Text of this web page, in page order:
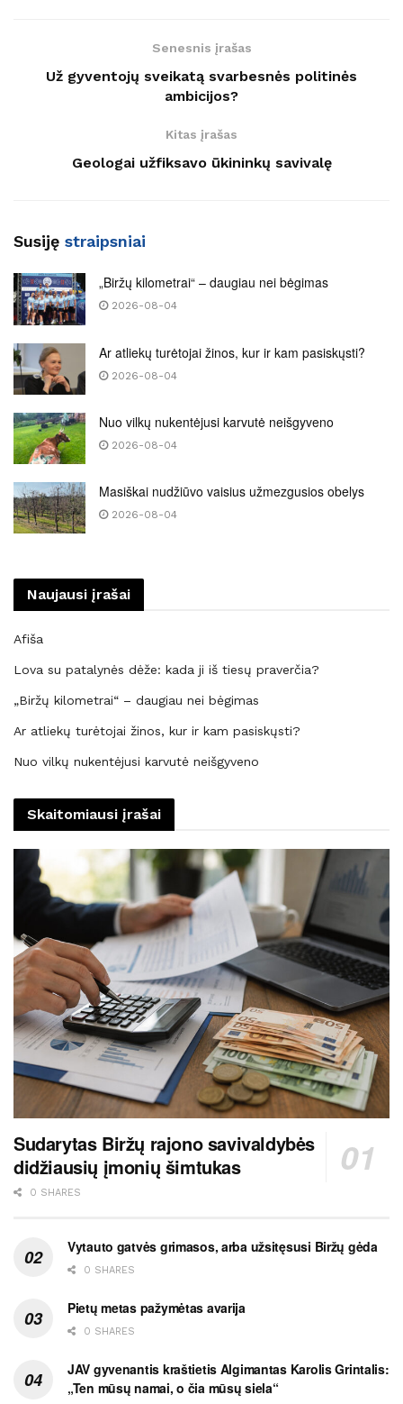
Senesnis įrašas
Už gyventojų sveikatą svarbesnės politinės
ambicijos?
Kitas įrašas
Geologai užfiksavo ūkininkų savivalę
Susiję straipsniai
„Biržų kilometrai“ – daugiau nei bėgimas
2026-08-04
Ar atliekų turėtojai žinos, kur ir kam pasiskųsti?
2026-08-04
Nuo vilkų nukentėjusi karvutė neišgyveno
2026-08-04
Masiškai nudžiūvo vaisius užmezgusios obelys
2026-08-04
Naujausi įrašai
Afiša
Lova su patalynės dėže: kada ji iš tiesų praverčia?
„Biržų kilometrai“ – daugiau nei bėgimas
Ar atliekų turėtojai žinos, kur ir kam pasiskųsti?
Nuo vilkų nukentėjusi karvutė neišgyveno
Skaitomiausi įrašai
Sudarytas Biržų rajono savivaldybės
didžiausių įmonių šimtukas
0 SHARES
Vytauto gatvės grimasos, arba užsitęsusi Biržų gėda
0 SHARES
Pietų metas pažymėtas avarija
0 SHARES
JAV gyvenantis kraštietis Algimantas Karolis Grintalis:
„Ten mūsų namai, o čia mūsų siela“